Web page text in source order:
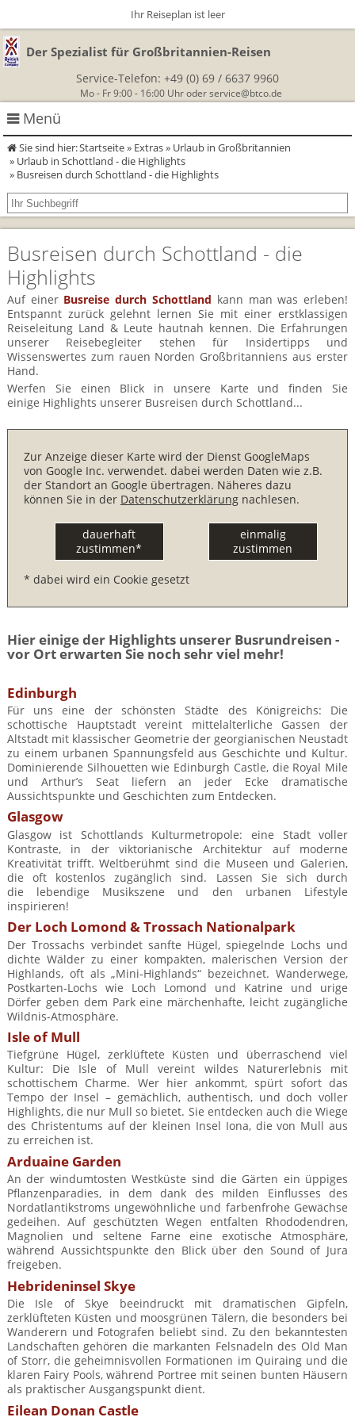
Der Spezialist für Großbritannien-Reisen
Service-Telefon: +49 (0) 69 / 6637 9960
Mo - Fr 9:00 - 16:00 Uhr oder service@btco.de
Menü
Rundreisen Großbritannien
Autorundreisen
England
Schottland
Wales
Busrundreisen
Cornwall
Schottland
Wales
Minibustouren
Reisen durch England und Wales per Minibus
Reisen durch Schottland per Minibus
Wanderurlaub
Wandern in Cornwall
Wandern in England
Wandern in Schottland
Wandern in Wales
Individualtouren
Wandern in England
Wandern in Wales
Classic-Car-Reise durch Südengland
Für Outlander‑Fans: inspiriert durch die Highland Saga
Gartenreisen England
Rosamunde Pilcher Reisen durch Cornwall und Südengland
Unsere Familienreisen
Whiskyreisen Schottland
Allergikerreisen
BTCo
BTCo Überblick
News
Kontakt
Feedback
FAQs
Ihre Reise
Ablauf Ihrer Reise nach Großbritannien
Anreise nach Großbritannien
Bezahlung Ihrer Großbritannien Reise
Checkliste
Großbritannien - Facts & Figures
Großbritannien Urlaub mit Hund
Gutscheine - verschenken Sie eine Reise mit BTCo
Individuelle Familienreisen in Großbritannien
Mietwagen & Verkehr
Reiseunterlagen
Reiseversicherung
Unterkünfte
Zimmer
Extras
Versicherungsschutz
Sie sind hier:Startseite» Extras» Urlaub in Großbritannien
» Urlaub in Schottland - die Highlights
» Busreisen durch Schottland - die Highlights
Ihr Reiseplan ist leer
Busreisen durch Schottland - die
Highlights
Auf einer Busreise durch Schottland kann man was erleben!
Entspannt zurück gelehnt lernen Sie mit einer erstklassigen
Reiseleitung Land & Leute hautnah kennen. Die Erfahrungen
unserer Reisebegleiter stehen für Insidertipps und
Wissenswertes zum rauen Norden Großbritanniens aus erster
Hand.
Werfen Sie einen Blick in unsere Karte und finden Sie
einige Highlights unserer Busreisen durch Schottland...
Zur Anzeige dieser Karte wird der Dienst GoogleMaps
von Google Inc. verwendet. dabei werden Daten wie z.B.
der Standort an Google übertragen. Näheres dazu
können Sie in der Datenschutzerklärungnachlesen.
dauerhaft
zustimmen*
einmalig
zustimmen
* dabei wird ein Cookie gesetzt
Hier einige der Highlights unserer Busrundreisen -
vor Ort erwarten Sie noch sehr viel mehr!
Edinburgh
Für uns eine der schönsten Städte des Königreichs: Die
schottische Hauptstadt vereint mittelalterliche Gassen der
Altstadt mit klassischer Geometrie der georgianischen Neustadt
zu einem urbanen Spannungsfeld aus Geschichte und Kultur.
Dominierende Silhouetten wie Edinburgh Castle, die Royal Mile
und Arthur’s Seat liefern an jeder Ecke dramatische
Aussichtspunkte und Geschichten zum Entdecken.
Glasgow
Glasgow ist Schottlands Kulturmetropole: eine Stadt voller
Kontraste, in der viktorianische Architektur auf moderne
Kreativität trifft. Weltberühmt sind die Museen und Galerien,
die oft kostenlos zugänglich sind. Lassen Sie sich durch
die lebendige Musikszene und den urbanen Lifestyle
inspirieren!
Der Loch Lomond & Trossach Nationalpark
Der Trossachs verbindet sanfte Hügel, spiegelnde Lochs und
dichte Wälder zu einer kompakten, malerischen Version der
Highlands, oft als „Mini‑Highlands“ bezeichnet. Wanderwege,
Postkarten‑Lochs wie Loch Lomond und Katrine und urige
Dörfer geben dem Park eine märchenhafte, leicht zugängliche
Wildnis‑Atmosphäre.
Isle of Mull
Tiefgrüne Hügel, zerklüftete Küsten und überraschend viel
Kultur: Die Isle of Mull vereint wildes Naturerlebnis mit
schottischem Charme. Wer hier ankommt, spürt sofort das
Tempo der Insel – gemächlich, authentisch, und doch voller
Highlights, die nur Mull so bietet. Sie entdecken auch die Wiege
des Christentums auf der kleinen Insel Iona, die von Mull aus
zu erreichen ist.
Arduaine Garden
An der windumtosten Westküste sind die Gärten ein üppiges
Pflanzenparadies, in dem dank des milden Einflusses des
Nordatlantikstroms ungewöhnliche und farbenfrohe Gewächse
gedeihen. Auf geschützten Wegen entfalten Rhododendren,
Magnolien und seltene Farne eine exotische Atmosphäre,
während Aussichtspunkte den Blick über den Sound of Jura
freigeben.
Hebrideninsel Skye
Die Isle of Skye beeindruckt mit dramatischen Gipfeln,
zerklüfteten Küsten und moosgrünen Tälern, die besonders bei
Wanderern und Fotografen beliebt sind. Zu den bekanntesten
Landschaften gehören die markanten Felsnadeln des Old Man
of Storr, die geheimnisvollen Formationen im Quiraing und die
klaren Fairy Pools, während Portree mit seinen bunten Häusern
als praktischer Ausgangspunkt dient.
Eilean Donan Castle